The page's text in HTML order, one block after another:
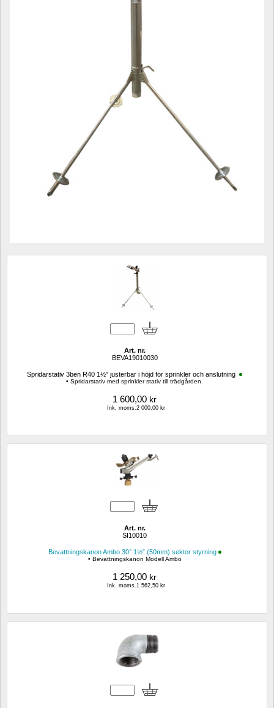
Art. nr.
BEVA19010030
Spridarstativ 3ben R40 1½” justerbar i höjd för sprinkler och anslutning
• Spridarstativ med sprinkler stativ till trädgården.
1 600,00 kr
Ink. moms.2 000,00 kr
Art. nr.
SI10010
Bevattningskanon Ambo 30° 1½” (50mm) sektor styrning
• Bevattningskanon Modell Ambo
1 250,00 kr
Ink. moms.1 562,50 kr